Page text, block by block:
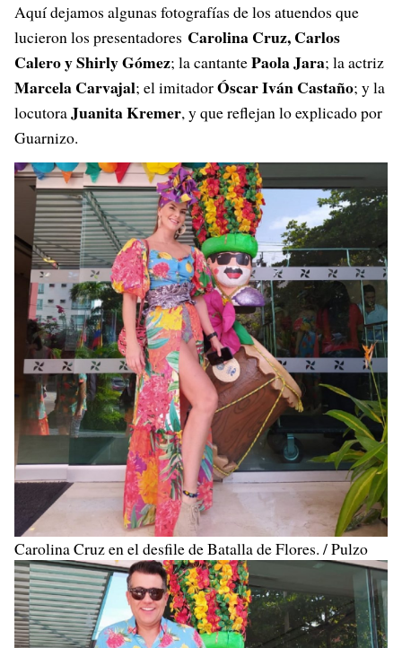
Aquí dejamos algunas fotografías de los atuendos que
lucieron los presentadores Carolina Cruz, Carlos
Calero y Shirly Gómez; la cantantePaola Jara; la actriz
Marcela Carvajal; el imitadorÓscar Iván Castaño; y la
locutoraJuanita Kremer, y que reflejan lo explicado por
Guarnizo.
Carolina Cruz en el desfile de Batalla de Flores. / Pulzo